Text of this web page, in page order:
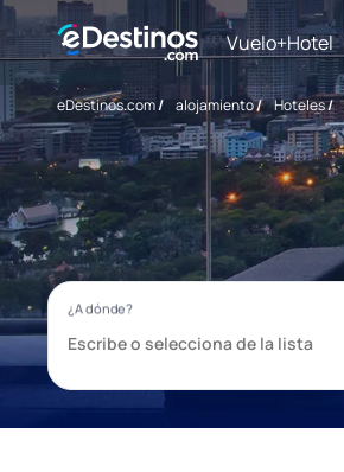
Vuelo+Hotel
eDestinos.com/ alojamiento/ Hoteles/